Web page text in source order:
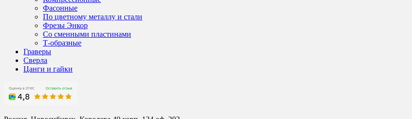
Фасонные
По цветному металлу и стали
Фрезы Энкор
Со сменными пластинами
Т-образные
Граверы
Сверла
Цанги и гайки